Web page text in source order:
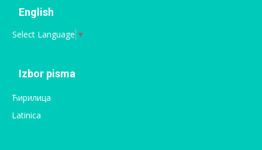
English
Select Language ▼
Izbor pisma
Ћирилица
Latinica